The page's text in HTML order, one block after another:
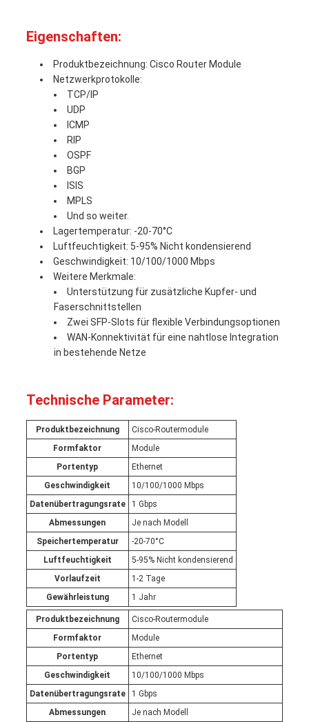
Eigenschaften:
Produktbezeichnung: Cisco Router Module
Netzwerkprotokolle:
TCP/IP
UDP
ICMP
RIP
OSPF
BGP
ISIS
MPLS
Und so weiter.
Lagertemperatur: -20-70°C
Luftfeuchtigkeit: 5-95% Nicht kondensierend
Geschwindigkeit: 10/100/1000 Mbps
Weitere Merkmale:
Unterstützung für zusätzliche Kupfer- und
Faserschnittstellen
Zwei SFP-Slots für flexible Verbindungsoptionen
WAN-Konnektivität für eine nahtlose Integration
in bestehende Netze
Technische Parameter:
Produktbezeichnung
Cisco-Routermodule
Formfaktor
Module
Portentyp
Ethernet
Geschwindigkeit
10/100/1000 Mbps
Datenübertragungsrate
1 Gbps
Abmessungen
Je nach Modell
Speichertemperatur
-20-70°C
Luftfeuchtigkeit
5-95% Nicht kondensierend
Vorlaufzeit
1-2 Tage
Gewährleistung
1 Jahr
Produktbezeichnung
Cisco-Routermodule
Formfaktor
Module
Portentyp
Ethernet
Geschwindigkeit
10/100/1000 Mbps
Datenübertragungsrate
1 Gbps
Abmessungen
Je nach Modell